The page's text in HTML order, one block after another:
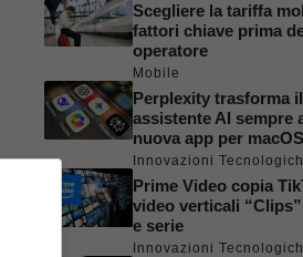
Scegliere la tariffa
fattori chiave prima
operatore
Mobile
Perplexity trasforma
assistente AI sempre
nuova app per macOS
Innovazioni
Prime Video copia
video verticali
e serie
Innovazioni